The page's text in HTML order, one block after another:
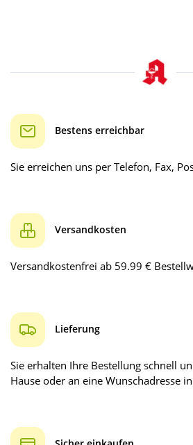
Bestens erreichbar
Sie erreichen uns per Telefon, Fax,
Versandkosten
Versandkostenfrei ab 59.99 €
Lieferung
Sie erhalten Ihre Bestellung schnell
Hause oder an eine Wunschadresse